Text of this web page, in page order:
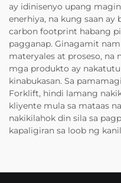
ay idinisenyo upang
enerhiya, na kung saan ay
carbon footprint habang
pagganap. Ginagamit
materyales at proseso, na
mga produkto ay
kinabukasan. Sa
Forklift, hindi lamang
kliyente mula sa mataas
nakikilahok din sila sa
kapaligiran sa loob ng